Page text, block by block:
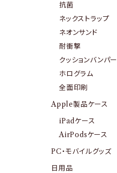
抗菌
ネックストラップ
ネオンサンド
耐衝撃
クッションバンパー
ホログラム
全面印刷
Apple製品ケース
iPadケース
AirPodsケース
PC・モバイルグッズ
日用品